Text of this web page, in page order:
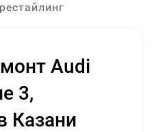
Audi
3,
Казани